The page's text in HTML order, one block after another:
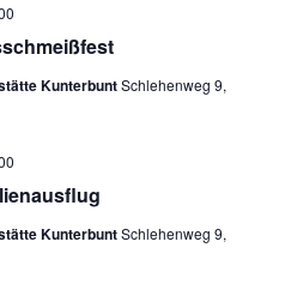
KunterbuntSchlehenweg 9,
KunterbuntSchlehenweg 9,